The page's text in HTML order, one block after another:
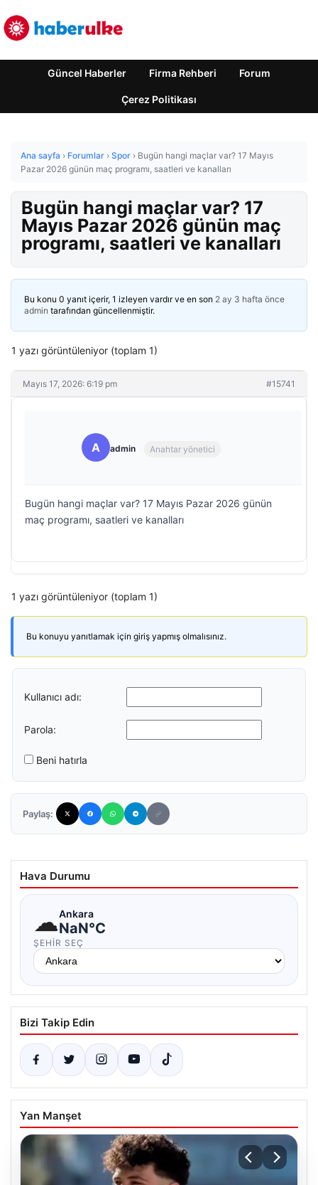
Güncel Haberler Firma Rehberi Forum
Çerez Politikası
Ana sayfa › Forumlar › Spor › Bugün hangi maçlar var? 17 Mayıs
Pazar 2026 günün maç programı, saatleri ve kanalları
Bugün hangi maçlar var? 17
Mayıs Pazar 2026 günün maç
programı, saatleri ve kanalları
Bu konu 0 yanıt içerir, 1 izleyen vardır ve en son 2 ay 3 hafta önce
admin tarafından güncellenmiştir.
1 yazı görüntüleniyor (toplam 1)
Mayıs 17, 2026: 6:19 pm #15741
A admin Anahtar yönetici
Bugün hangi maçlar var? 17 Mayıs Pazar 2026 günün
maç programı, saatleri ve kanalları
1 yazı görüntüleniyor (toplam 1)
Bu konuyu yanıtlamak için giriş yapmış olmalısınız.
Kullanıcı adı:
Parola:
Beni hatırla
Paylaş:
Hava Durumu
☁Ankara
NaN°C
ŞEHIR SEÇ
Bizi Takip Edin
Yan Manşet